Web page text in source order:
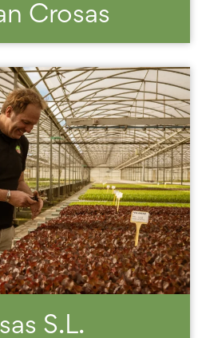
Crosas
S.L.